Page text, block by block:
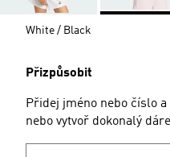
White / Black
Přizpůsobit
Přidej jméno nebo číslo
nebo vytvoř dokonalý